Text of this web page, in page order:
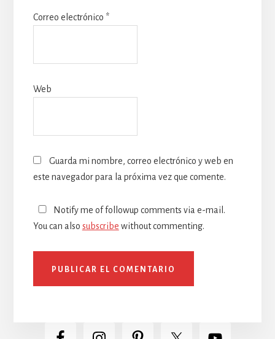
Correo electrónico *
Web
Guarda mi nombre, correo electrónico y web en
este navegador para la próxima vez que comente.
Notify me of followup comments via e-mail.
You can also subscribe without commenting.